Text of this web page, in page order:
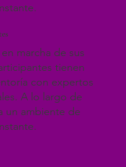
marcha de sus
tienen
con expertos
A lo largo de
un ambiente de